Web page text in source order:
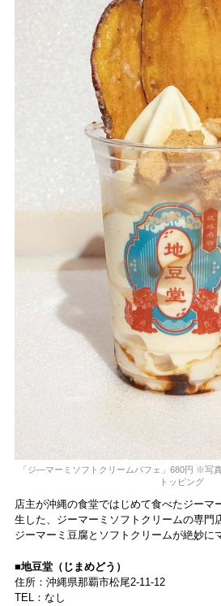
「ジ―マーミソフトクリームパフェ」680円 ※写
トッピング
店主が沖縄の食堂ではじめて食べたジーマ
生した、ジーマーミソフトクリームの専門
ジーマーミ豆腐とソフトクリームが絶妙に
■地豆堂（じまめどう）
住所：沖縄県那覇市松尾2-11-12
TEL：なし